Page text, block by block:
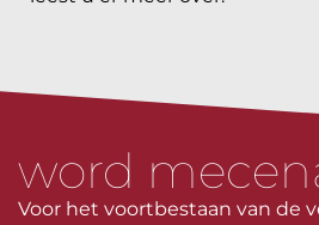
word
Voor het voortbestaan van de